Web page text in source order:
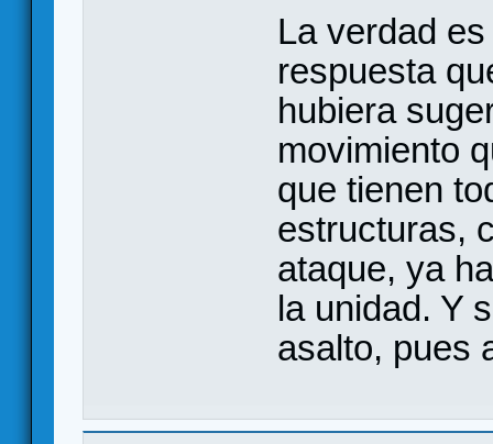
La verdad
respuesta
hubiera
movimiento
que tienen
estructuras,
ataque, ya
la unidad. Y
asalto, pues